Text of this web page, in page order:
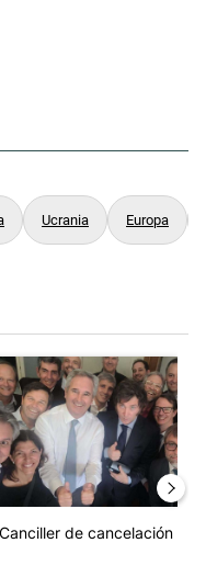
Ucrania Europa
"Negociaciones en el
artículo de tendencia con
Canciller de cancelación